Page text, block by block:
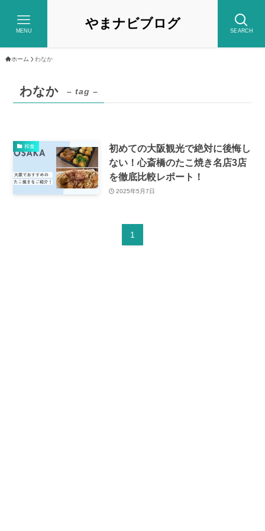
やまナビブログ SEARCH
MENU
ホーム わなか
わなか – tag –
和食
初めての大阪観光で絶対に後悔し
ない！心斎橋のたこ焼き名店3店
を徹底比較レポート！
2025年5月7日
1